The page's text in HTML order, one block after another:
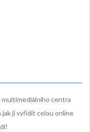
multimediálního centra
jak ji vyřídit celou online